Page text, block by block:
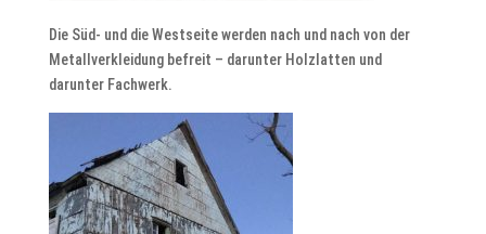
Die Süd- und die Westseite werden nach und nach von der
Metallverkleidung befreit – darunter Holzlatten und
darunter Fachwerk.